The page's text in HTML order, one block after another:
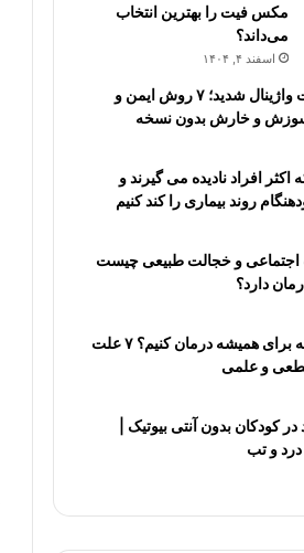
مکس فیت را بهترین انتخاب
می‌داند؟
اسفند ۴, ۱۴۰۴
درمان خانگی عفونت واژینال شدید؛ ۷ روش ایمن و
و خارش بدون نسخه
اکثر افراد نادیده می گیرند و
روند بیماری را کند کنیم
اجتماعی و خجالت طبیعی چیست
دارد؟
بوی بد دهان را چگونه برای همیشه درمان کنیم؟ ۷ علت
قطعی و علمی
کودکان بدون آنتی بیوتیک |
و تب